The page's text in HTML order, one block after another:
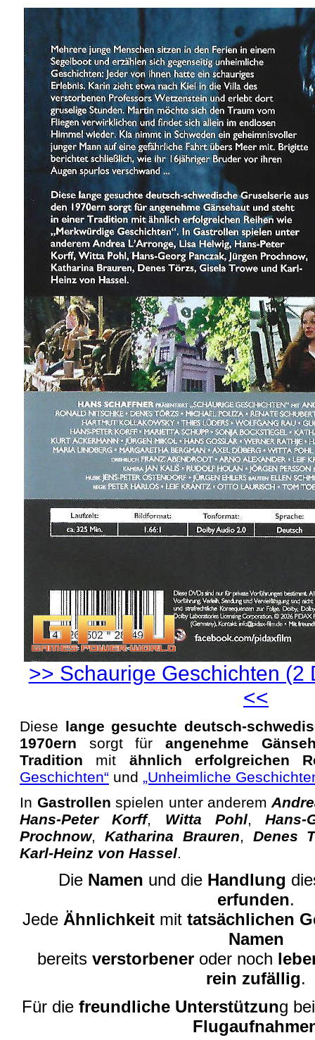
>> Schaurige Geschichten (2
<<
Diese lange gesuchte deutsch-
1970ern sorgt für angenehme
Tradition mit ähnlich erfolgreichen
Geschichten“ und „Unheimliche
In Gastrollen spielen unter anderem
Hans-Peter Korff, Witta Pohl,Hans-
Prochnow, Katharina Brauren, Denes
Karl-Heinz von Hassel.
Die Namen und die Handlung
erfunden.
Jede Ähnlichkeit mit tatsächlichen
Namen
bereits verstorbener oder noch
rein zufällig.
Für die freundliche Unterstützung